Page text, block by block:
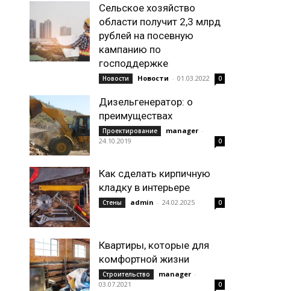
Сельское хозяйство
области получит 2,3 млрд
рублей на посевную
кампанию по
господдержке
Новости Новости - 01.03.2022 0
Дизельгенератор: о
преимуществах
Проектирование manager -
24.10.2019
0
Как сделать кирпичную
кладку в интерьере
Стены admin - 24.02.2025 0
Квартиры, которые для
комфортной жизни
Строительство manager -
03.07.2021
0